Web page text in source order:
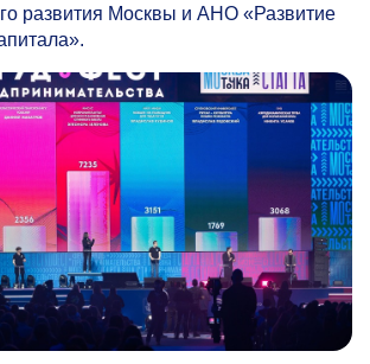
развития Москвы и АНО «Развитие